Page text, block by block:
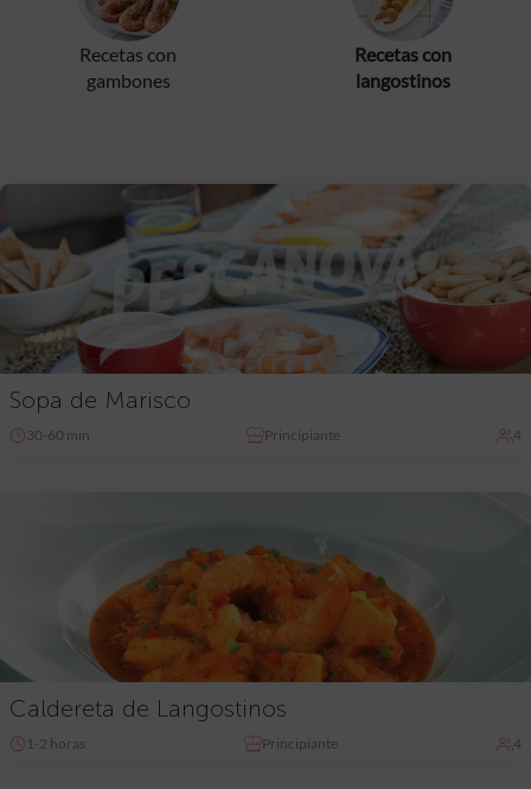
Recetas con
gambones
Recetas con
langostinos
Sopa de Marisco
30-60 min Principiante 4
Caldereta de Langostinos
1-2 horas Principiante 4